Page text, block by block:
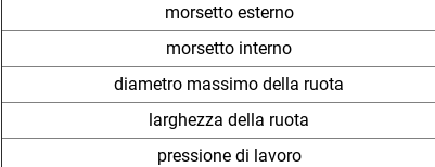
morsetto esterno
morsetto interno
diametro massimo della ruota
larghezza della ruota
pressione di lavoro